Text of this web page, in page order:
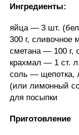
Ингредиенты:
яйца — 3 шт.
300 г, сливочное
сметана — 100 г,
крахмал — 1 ст.
соль — щепотка,
(или лимонный
для посыпки
Приготовление